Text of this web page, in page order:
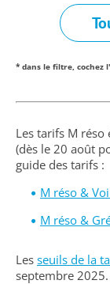
* dans le filtre, cochez
Les tarifs M
(dès le 20 août
guide des tarifs :
M réso &
M réso &
Les seuils de la
septembre 2025.